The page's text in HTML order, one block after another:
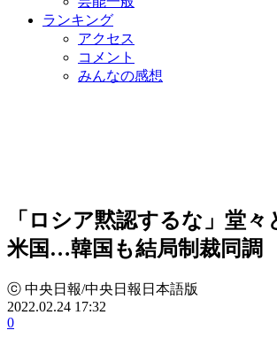
ランキング
アクセス
コメント
みんなの感想
「ロシア黙認するな」堂々
米国…韓国も結局制裁同調
ⓒ 中央日報/中央日報日本語版
2022.02.24 17:32
0